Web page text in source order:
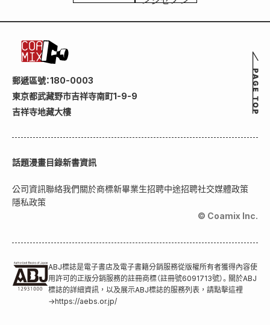
郵遞區號：180-0003
東京都武藏野市吉祥寺南町1-9-9
吉祥寺地藏大樓
話題漫畫目錄新書資訊
公司資訊聯絡我們關於商標新畢業生招聘中途招聘社交媒體政策
隱私政策
© Coamix Inc.
ABJ標誌是電子書店及電子書籍分銷服務從版權所有者獲得內容使
用許可的正版分銷服務的註冊商標（註冊號6091713號）。關於ABJ
標誌的詳細資訊，以及展示ABJ標誌的服務列表，請點擊這裡
→https://aebs.or.jp/